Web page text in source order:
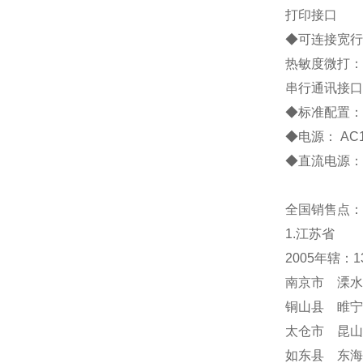
打印接口
◆可连接宽
热敏度微打：
串行通讯接口
◆标准配置
◆电源：
◆直流电源
全国销售点：
1.江苏省
2005年辖：
南京市 溧
铜山县 睢
太仓市 昆
如东县 东